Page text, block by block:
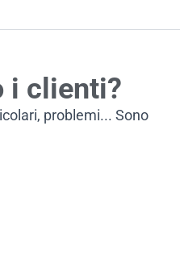
i clienti?
problemi... Sono